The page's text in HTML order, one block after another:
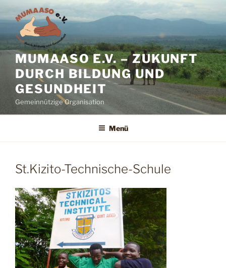
Inhalt
springen
MUMAASO E.V. – ZUKUNFT
DURCH BILDUNG UND
GESUNDHEIT
Gemeinnützige Organisation
Menü
St.Kizito-Technische-Schule